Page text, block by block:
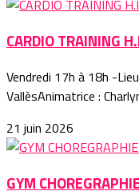
CARDIO TRAINING
Vendredi 17h à 18h -
VallèsAnimatrice :
21 juin 2026
GYM